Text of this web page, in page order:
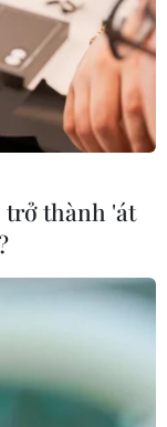
thu hút
có thể gửi và
trở thành 'át